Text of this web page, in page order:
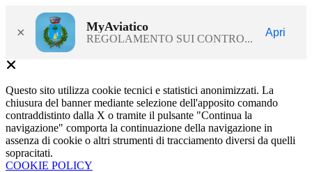
× MyAviatico
REGOLAMENTO SUI CONTRO...
Apri
Questo sito utilizza cookie tecnici e statistici anonimizzati. La
chiusura del banner mediante selezione dell'apposito comando
contraddistinto dalla X o tramite il pulsante "Continua la
navigazione" comporta la continuazione della navigazione in
assenza di cookie o altri strumenti di tracciamento diversi da quelli
sopracitati.
COOKIE POLICY